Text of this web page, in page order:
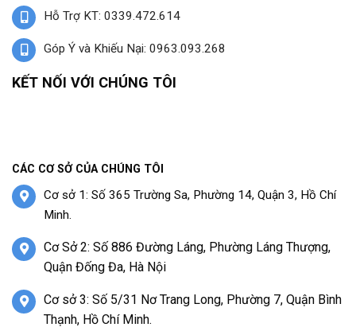
Hỗ Trợ KT: 0339.472.614
Góp Ý và Khiếu Nại: 0963.093.268
KẾT NỐI VỚI CHÚNG TÔI
CÁC CƠ SỞ CỦA CHÚNG TÔI
Cơ sở 1: Số 365 Trường Sa, Phường 14, Quận 3, Hồ Chí
Minh.
Cơ Sở 2: Số 886 Đường Láng, Phường Láng Thượng,
Quận Đống Đa, Hà Nội
Cơ sở 3: Số 5/31 Nơ Trang Long, Phường 7, Quận Bình
Thạnh, Hồ Chí Minh.